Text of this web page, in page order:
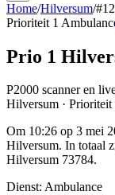
Home/Hilversum/
Prioriteit 1
Prio 1
P2000 scanner en
Hilversum ·
Om 10:26 op 3 mei
Hilversum. In totaal
Hilversum 73784.
Dienst: Ambulance